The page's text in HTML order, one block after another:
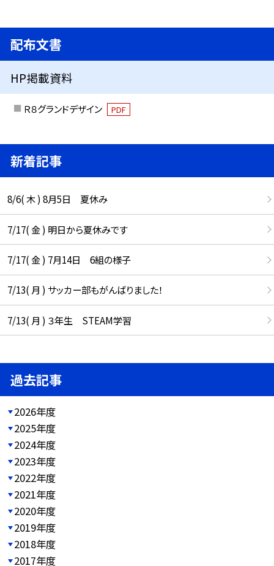
配布文書
HP掲載資料
Ｒ８グランドデザイン PDF
新着記事
8/6( 木 ) 8月5日 夏休み
7/17( 金 ) 明日から夏休みです
7/17( 金 ) 7月14日 6組の様子
7/13( 月 ) サッカー部もがんばりました！
7/13( 月 ) ３年生 STEAM学習
過去記事
2026年度
2025年度
2024年度
2023年度
2022年度
2021年度
2020年度
2019年度
2018年度
2017年度